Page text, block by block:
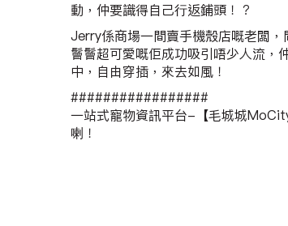
動，仲要識得自己行返鋪頭！？
Jerry係商場一間賣手機殼店嘅老闆
鬙鬙超可愛嘅佢成功吸引唔少人流，
中，自由穿插，來去如風！
#################
一站式寵物資訊平台-【毛城城
喇！